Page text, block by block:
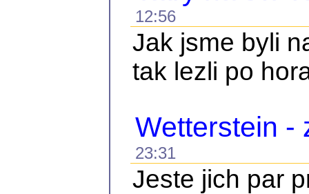
12:56
Jak jsme byli
tak lezli po
Wetterstein -
23:31
Jeste jich par